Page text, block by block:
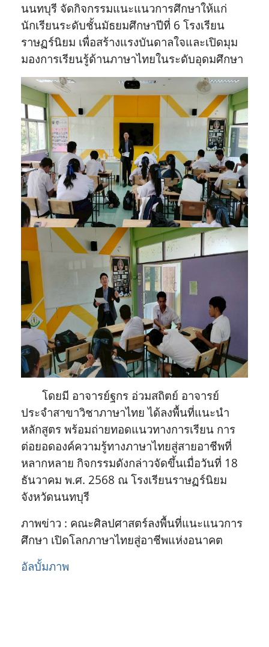
นนทบุรี จัดกิจกรรมแนะแนวการศึกษาให้แก่
นักเรียนระดับชั้นมัธยมศึกษาปีที่ 6 โรงเรียน
ราษฏร์นิยม เพื่อสร้างแรงบันดาลใจและเปิดมุม
มองการเรียนรู้ด้านภาษาไทยในระดับอุดมศึกษา
โดยมี อาจารย์ฐกร อ่วมสถิตย์ อาจารย์
ประจำสาขาวิชาภาษาไทย ได้ลงพื้นที่แนะนำ
หลักสูตร พร้อมถ่ายทอดแนวทางการเรียน การ
ต่อยอดองค์ความรู้ทางภาษาไทยสู่สายอาชีพที่
หลากหลาย กิจกรรมดังกล่าวจัดขึ้นเมื่อวันที่ 18
ธันวาคม พ.ศ. 2568 ณ โรงเรียนราษฏร์นิยม
จังหวัดนนทบุรี
ภาพข่าว : คณะศิลปศาสตร์ลงพื้นที่แนะแนวการ
ศึกษา เปิดโลกภาษาไทยสู่อาชีพแห่งอนาคต
อัลบั้มภาพ